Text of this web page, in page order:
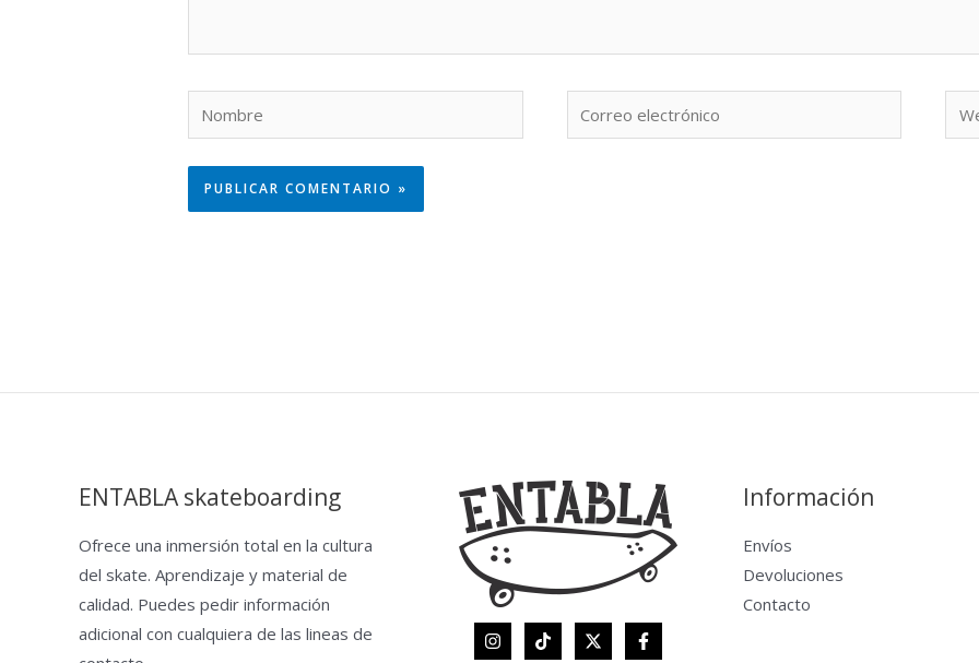
electrónico
ENTABLA skateboarding
Ofrece una inmersión total en la cultura
del skate. Aprendizaje y material de
calidad. Puedes pedir información
adicional con cualquiera de las lineas de
Información
Envíos
Devoluciones
Contacto